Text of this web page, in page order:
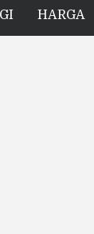
HARGA